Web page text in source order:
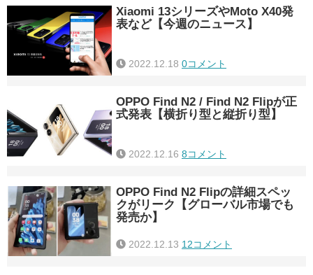
Xiaomi 13シリーズやMoto X40発
表など【今週のニュース】
2022.12.18 0コメント
OPPO Find N2 / Find N2 Flipが正
式発表【横折り型と縦折り型】
2022.12.16 8コメント
OPPO Find N2 Flipの詳細スペッ
クがリーク【グローバル市場でも
発売か】
2022.12.13 12コメント